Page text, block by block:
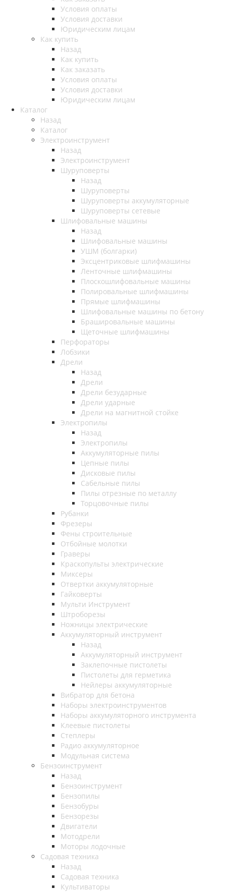
Условия оплаты
Условия доставки
Юридическим лицам
Как купить
Назад
Как купить
Как заказать
Условия оплаты
Условия доставки
Юридическим лицам
Каталог
Назад
Каталог
Электроинструмент
Назад
Электроинструмент
Шуруповерты
Назад
Шуруповерты
Шуруповерты аккумуляторные
Шуруповерты сетевые
Шлифовальные машины
Назад
Шлифовальные машины
УШМ (болгарки)
Эксцентриковые шлифмашины
Ленточные шлифмашины
Плоскошлифовальные машины
Полировальные шлифмашины
Прямые шлифмашины
Шлифовальные машины по бетону
Брашировальные машины
Щеточные шлифмашины
Перфораторы
Лобзики
Дрели
Назад
Дрели
Дрели безударные
Дрели ударные
Дрели на магнитной стойке
Электропилы
Назад
Электропилы
Аккумуляторные пилы
Цепные пилы
Дисковые пилы
Сабельные пилы
Пилы отрезные по металлу
Торцовочные пилы
Рубанки
Фрезеры
Фены строительные
Отбойные молотки
Граверы
Краскопульты электрические
Миксеры
Отвертки аккумуляторные
Гайковерты
Мульти Инструмент
Штроборезы
Ножницы электрические
Аккумуляторный инструмент
Назад
Аккумуляторный инструмент
Заклепочные пистолеты
Пистолеты для герметика
Нейлеры аккумуляторные
Вибратор для бетона
Наборы электроинструментов
Наборы аккумуляторного инструмента
Клеевые пистолеты
Степлеры
Радио аккумуляторное
Модульная система
Бензоинструмент
Назад
Бензоинструмент
Бензопилы
Бензобуры
Бензорезы
Двигатели
Мотодрели
Моторы лодочные
Садовая техника
Назад
Садовая техника
Культиваторы